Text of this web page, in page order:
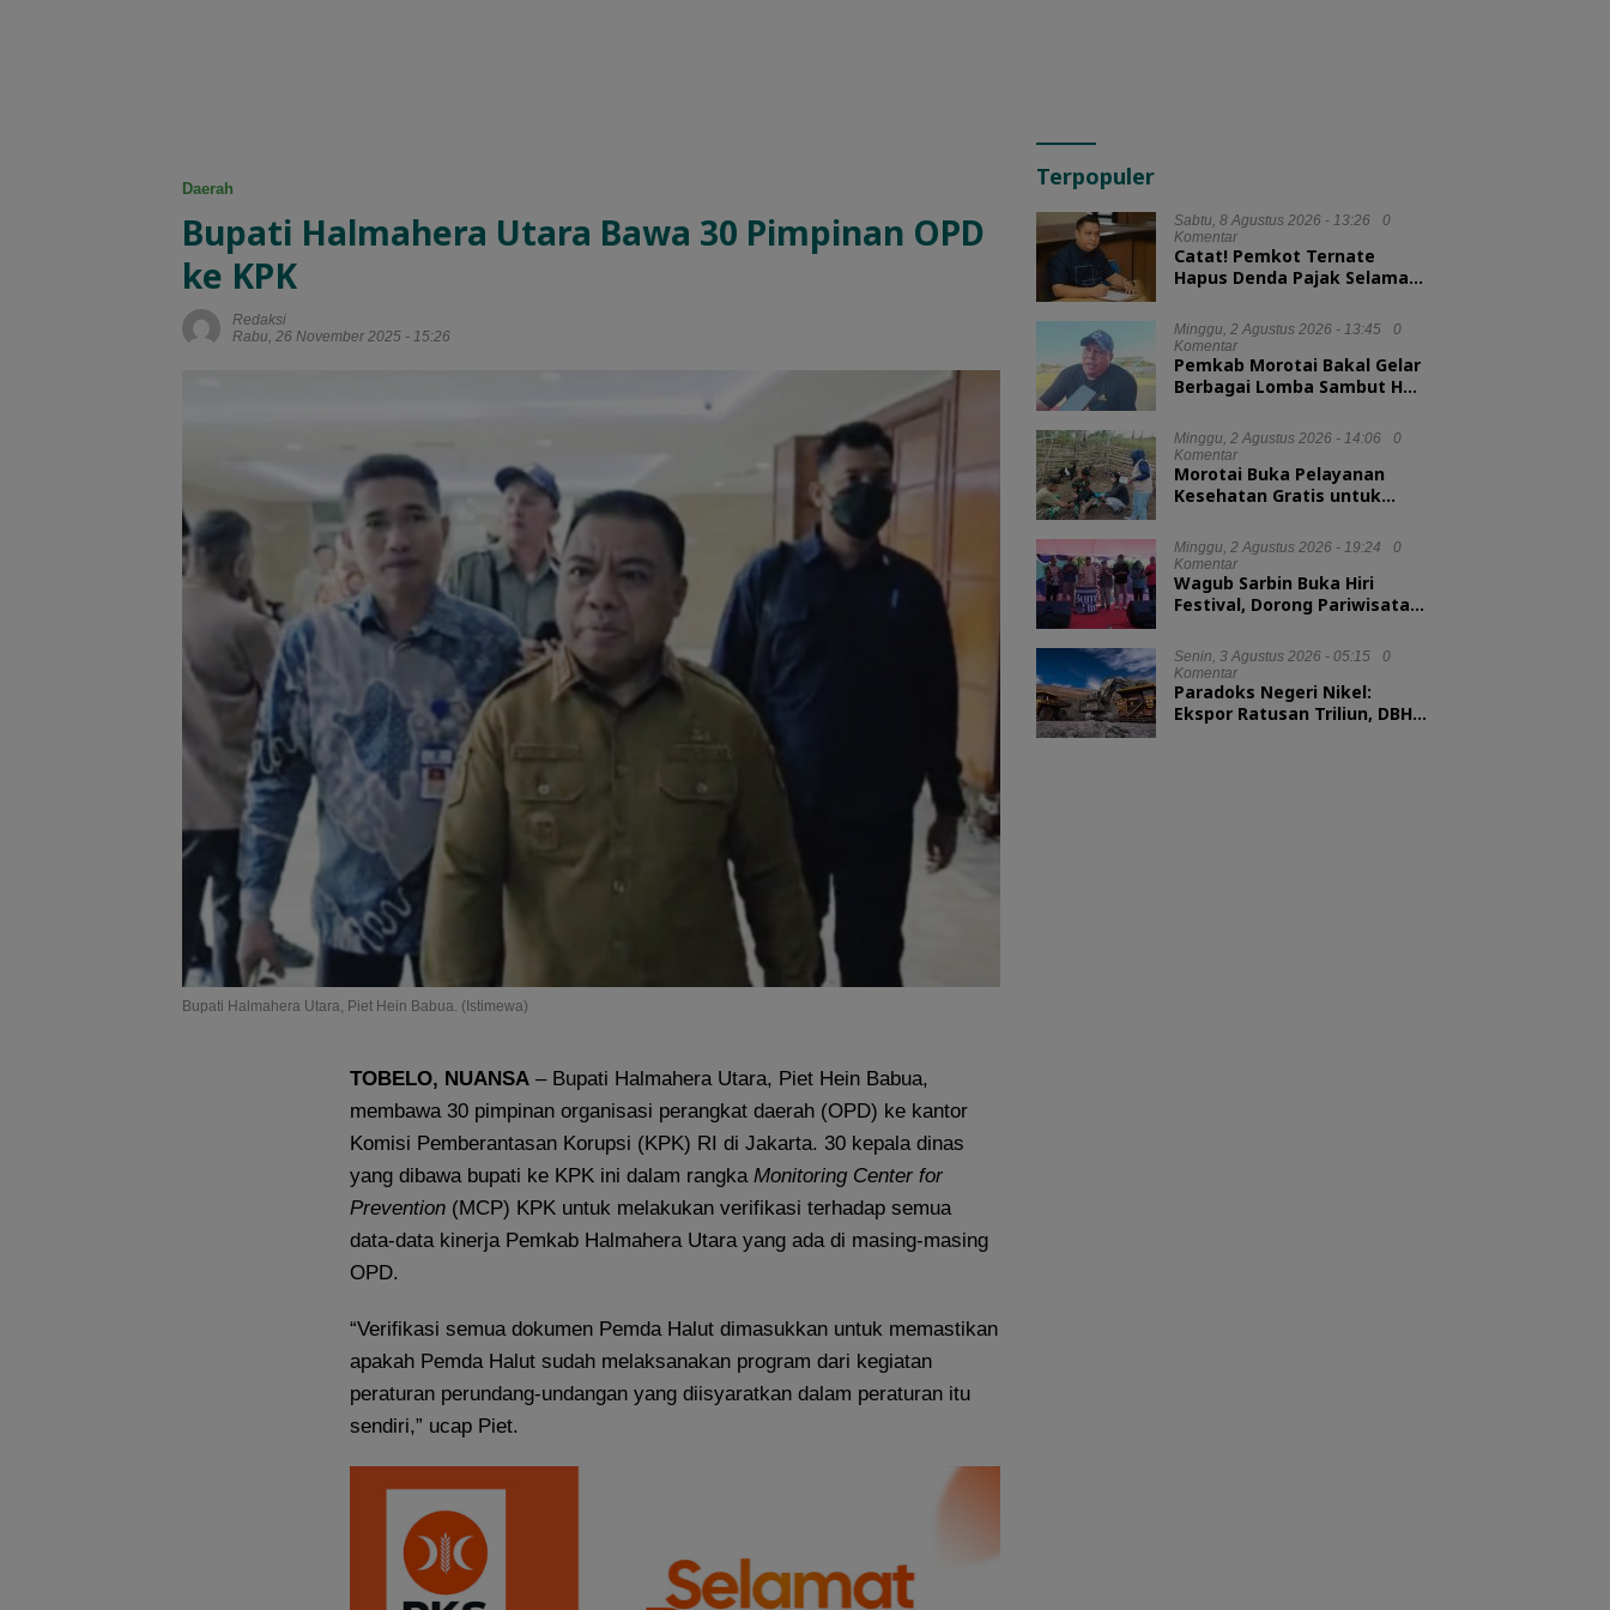
Daerah
Bupati Halmahera Utara Bawa 30 Pimpinan OPD
ke KPK
Redaksi
Rabu, 26 November 2025 - 15:26
Bupati Halmahera Utara, Piet Hein Babua. (Istimewa)
TOBELO, NUANSA – Bupati Halmahera Utara, Piet Hein Babua,
membawa 30 pimpinan organisasi perangkat daerah (OPD) ke kantor
Komisi Pemberantasan Korupsi (KPK) RI di Jakarta. 30 kepala dinas
yang dibawa bupati ke KPK ini dalam rangka Monitoring Center for
Prevention (MCP) KPK untuk melakukan verifikasi terhadap semua
data-data kinerja Pemkab Halmahera Utara yang ada di masing-masing
OPD.
“Verifikasi semua dokumen Pemda Halut dimasukkan untuk memastikan
apakah Pemda Halut sudah melaksanakan program dari kegiatan
peraturan perundang-undangan yang diisyaratkan dalam peraturan itu
sendiri,” ucap Piet.
Terpopuler
Sabtu, 8 Agustus 2026 - 13:26
0
Komentar
Catat! Pemkot Ternate
Hapus Denda Pajak Selama
Minggu, 2 Agustus 2026 - 13:45
0
Komentar
Pemkab Morotai Bakal Gelar
Berbagai Lomba Sambut HUT
Minggu, 2 Agustus 2026 - 14:06
0
Komentar
Morotai Buka Pelayanan
Kesehatan Gratis untuk
Minggu, 2 Agustus 2026 - 19:24
0
Komentar
Wagub Sarbin Buka Hiri
Festival, Dorong Pariwisata
Senin, 3 Agustus 2026 - 05:15
0
Komentar
Paradoks Negeri Nikel:
Ekspor Ratusan Triliun, DBH